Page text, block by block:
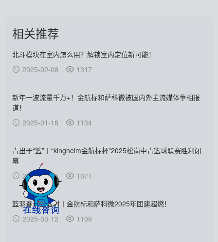
相关推荐
北斗模块在室内怎么用？解锁室内定位新可能！
2025-02-08
1317
新年一波流量千万+！金航标和萨科微被国内外主流媒体争相报
道！
2025-01-18
1134
青出于“篮”丨“kinghelm金航标杯”2025松岗中青篮球联赛胜利闭
幕
2025-03-05
1071
篮羽春训正当时丨金航标和萨科微2025年团建超燃！
2025-03-12
1109